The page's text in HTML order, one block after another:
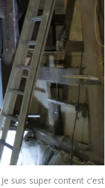
suis super content c’est